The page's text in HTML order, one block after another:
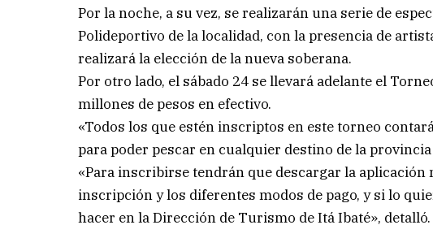
Por la noche, a su vez, se realizarán una serie de
Polideportivo de la localidad, con la presencia de
realizará la elección de la nueva soberana.
Por otro lado, el sábado 24 se llevará adelante el
millones de pesos en efectivo.
«Todos los que estén inscriptos en este torneo
para poder pescar en cualquier destino de la
«Para inscribirse tendrán que descargar la aplicación
inscripción y los diferentes modos de pago, y si lo
hacer en la Dirección de Turismo de Itá Ibaté», detalló.